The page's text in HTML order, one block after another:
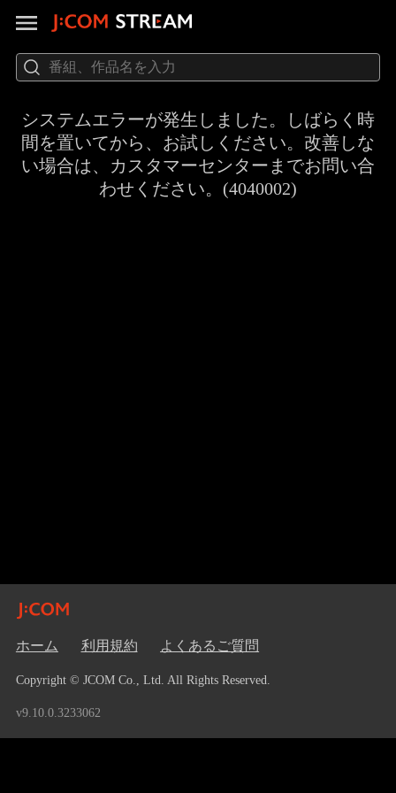
システムエラーが発生しました。しばらく時
間を置いてから、お試しください。改善しな
い場合は、カスタマーセンターまでお問い合
わせください。(4040002)
ホーム 利用規約 よくあるご質問
Copyright © JCOM Co., Ltd. All Rights Reserved.
v9.10.0.3233062